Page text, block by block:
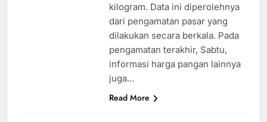
kilogram. Data ini diperolehnya
dari pengamatan pasar yang
dilakukan secara berkala. Pada
pengamatan terakhir, Sabtu,
informasi harga pangan lainnya
juga…
Read More